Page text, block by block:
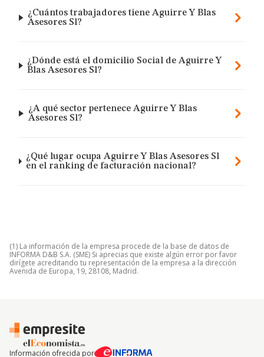
¿Cuántos trabajadores tiene Aguirre Y Blas
Asesores Sl?
¿Dónde está el domicilio Social de Aguirre Y
Blas Asesores Sl?
¿A qué sector pertenece Aguirre Y Blas
Asesores Sl?
¿Qué lugar ocupa Aguirre Y Blas Asesores Sl
en el ranking de facturación nacional?
(1) La información de la empresa procede de la base de datos de
INFORMA D&B S.A. (SME) Si aprecias que existe algún error por favor
dirígete acreditando tu representación de la empresa a la dirección
Avenida de Europa, 19, 28108, Madrid.
Información ofrecida por